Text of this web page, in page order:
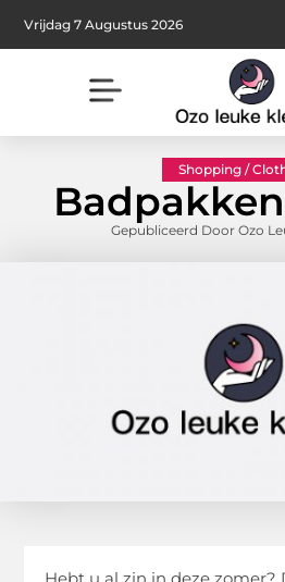
Vrijdag 7 Augustus 2026
Shopping /
Gepubliceerd Door Ozo
Hebt u al zin in deze zomer?